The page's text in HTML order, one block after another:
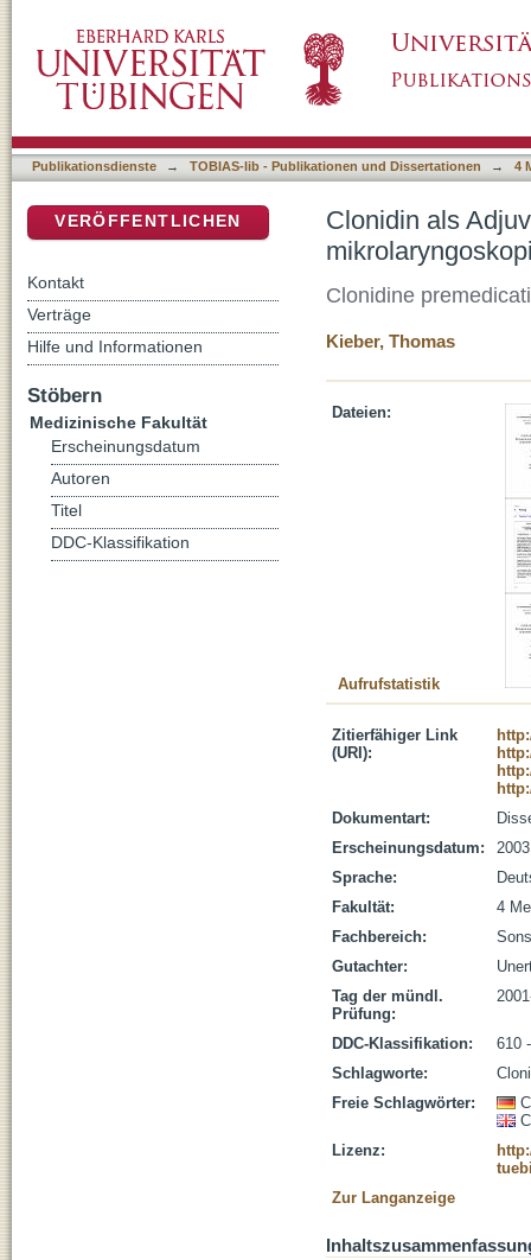
panendoskopischer Eingriffe in der HNO
Publikationsdienste → TOBIAS-lib - Publikationen und Dissertationen → 4
Clonidin als
Clonidine
Kieber, Thomas
Dateien:
Aufrufstatistik
Zitierfähiger Link
(URI):
Dokumentart:
Erscheinungsdatum:
2003
Sprache:
Fakultät:
4
Fachbereich:
Gutachter:
Tag der mündl.
Prüfung:
DDC-Klassifikation:
610
Schlagworte:
Freie Schlagwörter:
Lizenz:
Zur Langanzeige
VERÖFFENTLICHEN
Kontakt
Verträge
Hilfe und Informationen
Stöbern
Medizinische Fakultät
Erscheinungsdatum
Autoren
Titel
DDC-Klassifikation